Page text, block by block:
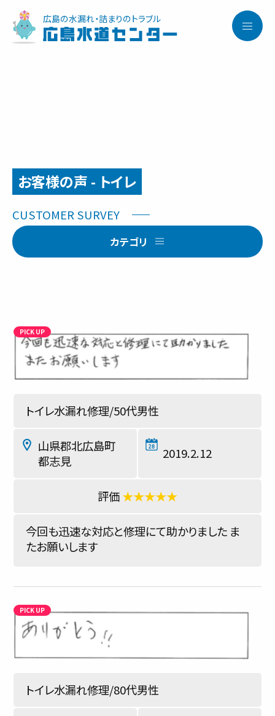
広島の水漏れ・詰まりのトラブル
広島水道センター
ご利用の流れ
会社紹介
お客様の声 - トイレ
カテゴリ
トイレ水漏れ修理/50代男性
山県郡北広島町
都志見
2019.2.12
★★★★★
今回も迅速な対応と修理にて助かりました ま
たお願いします
トイレ水漏れ修理/80代男性